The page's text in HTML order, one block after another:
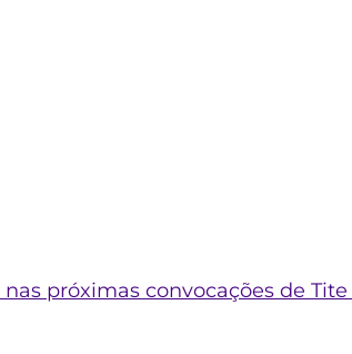
próximas convocações de